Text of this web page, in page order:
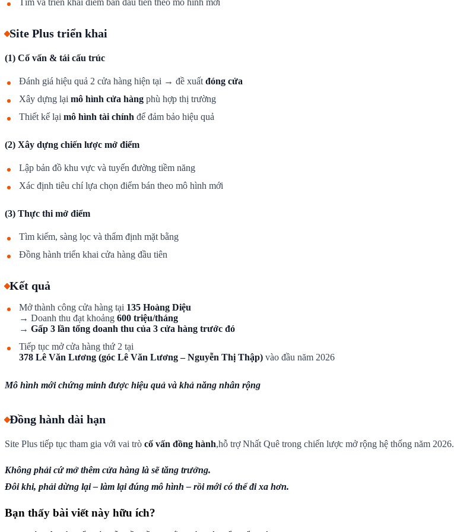
Site Plus triển khai
(1) Cố vấn & tái cấu trúc
Đánh giá hiệu quả 2 cửa hàng hiện tại → đề xuất đóng cửa
Xây dựng lại mô hình cửa hàng phù hợp thị trường
Thiết kế lại mô hình tài chính để đảm bảo hiệu quả
(2) Xây dựng chiến lược mở điểm
Lập bản đồ khu vực và tuyến đường tiềm năng
Xác định tiêu chí lựa chọn điểm bán theo mô hình mới
(3) Thực thi mở điểm
Tìm kiếm, sàng lọc và thẩm định mặt bằng
Đồng hành triển khai cửa hàng đầu tiên
Kết quả
Mở thành công cửa hàng tại 135 Hoàng Diệu
→ Doanh thu đạt khoảng 600 triệu/tháng
→ Gấp 3 lần tổng doanh thu của 3 cửa hàng trước đó
Tiếp tục mở cửa hàng thứ 2 tại
378 Lê Văn Lương (góc Lê Văn Lương – Nguyễn Thị Thập) vào đầu năm 2026
Mô hình mới chứng minh được hiệu quả và khả năng nhân rộng
Đồng hành dài hạn
Site Plus tiếp tục tham gia với vai trò cố vấn đồng hành,hỗ trợ Nhất Quê trong chiến lược mở rộng hệ thống năm 2026.
Không phải cứ mở thêm cửa hàng là sẽ tăng trưởng.
Đôi khi, phải dừng lại – làm lại đúng mô hình – rồi mới có thể đi xa hơn.
Bạn thấy bài viết này hữu ích?